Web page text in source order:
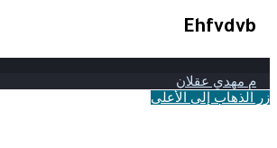
Ehfvdvb
م مهدي عقلان
زر الذهاب إلى الأعلى